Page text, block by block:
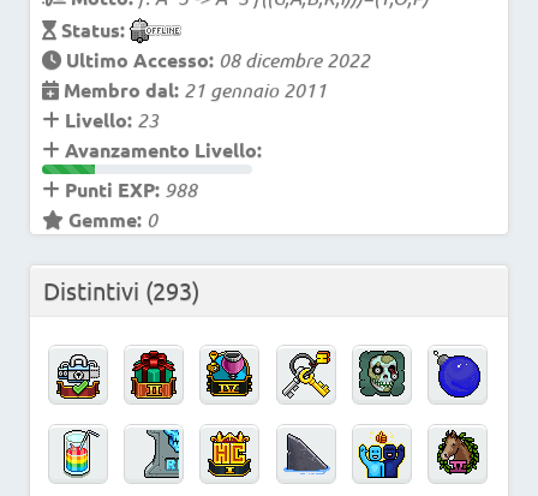
Status:
Ultimo Accesso: 08 dicembre 2022
Membro dal: 21 gennaio 2011
Livello: 23
Avanzamento Livello:
Punti EXP: 988
Gemme: 0
Distintivi (293)